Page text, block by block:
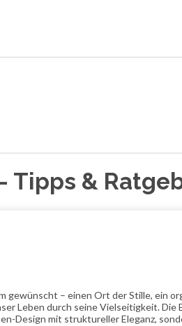
Tipps &
gewünscht – einen Ort der Stille, ein
Leben durch seine Vielseitigkeit. Die
Design mit struktureller Eleganz,